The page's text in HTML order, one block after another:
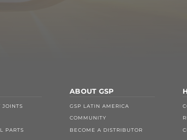
JOINTS
PARTS
ABOUT GSP
GSP LATIN AMERICA
COMMUNITY
BECOME A DISTRIBUTOR